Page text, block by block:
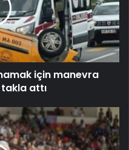
için manevra
attı